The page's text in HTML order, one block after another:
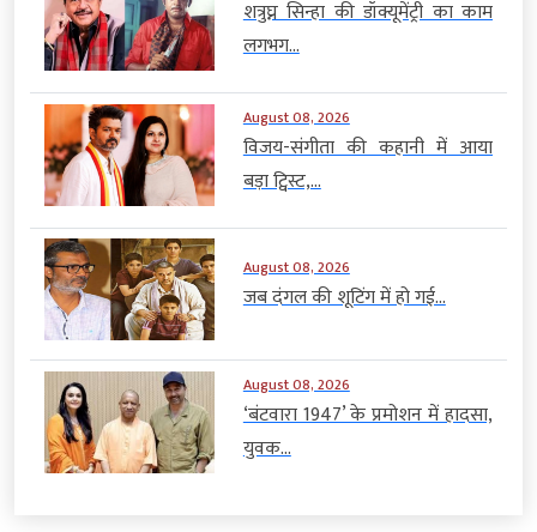
शत्रुघ्न सिन्हा की डॉक्यूमेंट्री का काम
लगभग...
August 08, 2026
विजय-संगीता की कहानी में आया
बड़ा ट्विस्ट,...
August 08, 2026
जब दंगल की शूटिंग में हो गई...
August 08, 2026
‘बंटवारा 1947’ के प्रमोशन में हादसा,
युवक...